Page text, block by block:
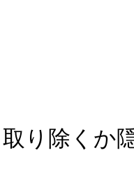
り除くか